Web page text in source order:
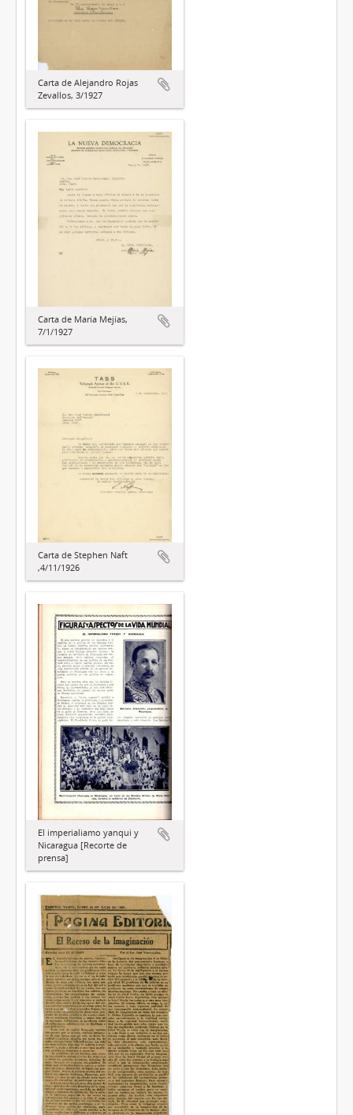
Carta de Alejandro Rojas
Zevallos, 3/1927
Carta de María Mejías,
7/1/1927
Carta de Stephen Naft
,4/11/1926
El imperialiamo yanqui y
Nicaragua [Recorte de
prensa]